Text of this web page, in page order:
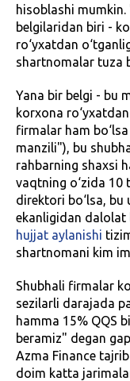
hisoblashi
belgilaridan biri -
ro‘yxatdan
shartnomalar tuza
Yana bir belgi - bu
korxona
firmalar ham
manzili"), bu
rahbarning shaxsi
vaqtning o‘zida 10
direktori bo‘lsa,
ekanligidan dalolat
hujjat aylanishi
shartnomani kim
Shubhali firmalar
sezilarli darajada
hamma 15% QQS
beramiz" degan
Azma Finance
doim katta